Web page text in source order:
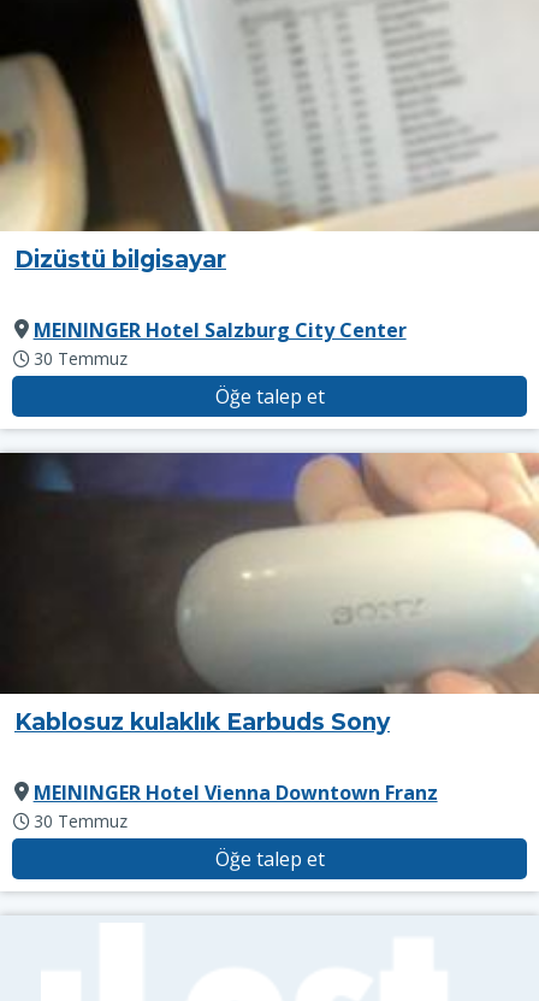
Dizüstü bilgisayar
MEININGER Hotel Salzburg City Center
30 Temmuz
Öğe talep et
Kablosuz kulaklık Earbuds Sony
MEININGER Hotel Vienna Downtown Franz
30 Temmuz
Öğe talep et